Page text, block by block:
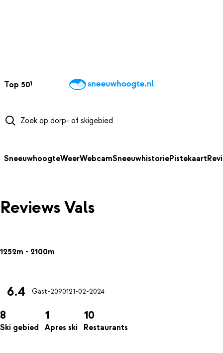
Top 50Webcams WintersportweerKaarten
SneeuwhoogteWeerWebcamSneeuwhistoriePistekaart
Reviews Vals
1252m - 2100m
6.4 Gast-2090121-02-2024
8
Ski gebied
1
Apres ski
10
Restaurants